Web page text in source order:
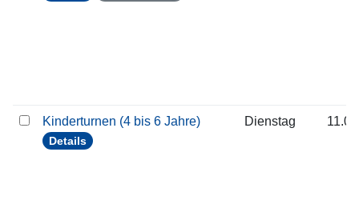
Kinderturnen (4 bis 6 Jahre)
Details
Dienstag